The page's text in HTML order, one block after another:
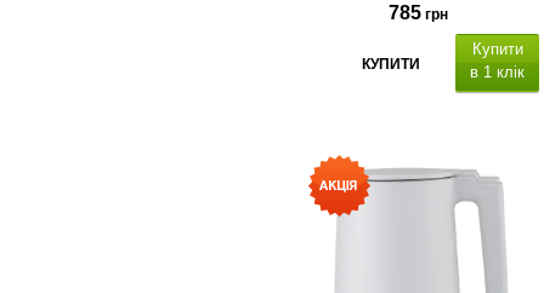
785 грн
КУПИТИ
Купити
в 1 клік